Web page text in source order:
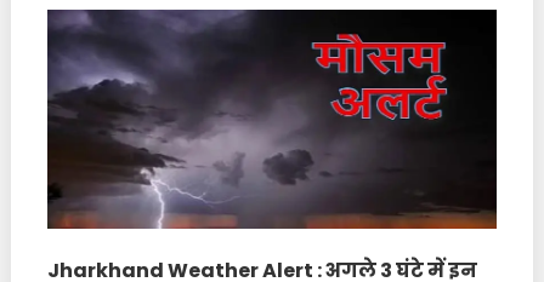
Jharkhand Weather Alert : अगले 3 घंटे में इन